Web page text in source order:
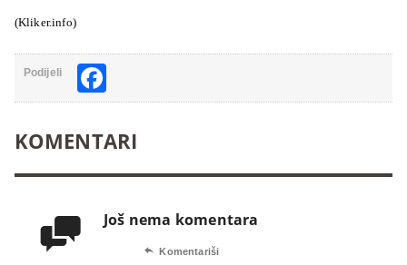
(Kliker.info)
Podijeli
KOMENTARI
 Još nema komentara
 Komentariši